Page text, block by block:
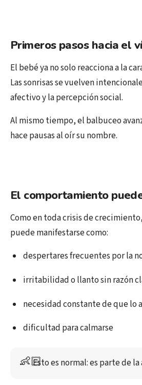
Primeros pasos hacia el
El bebé ya no solo reacciona a la
Las sonrisas se vuelven
afectivo y la percepción social.
Al mismo tiempo, el balbuceo
hace pausas al oír su nombre.
El comportamiento
Como en toda crisis de
puede manifestarse como:
despertares frecuentes por la
irritabilidad o llanto sin razón
necesidad constante de que lo
dificultad para calmarse
👶🏻Esto es normal: es parte de